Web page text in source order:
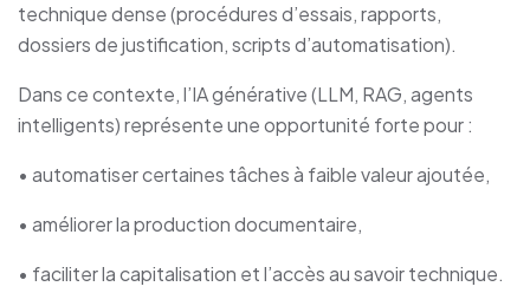
technique dense (procédures d’essais, rapports,
dossiers de justification, scripts d’automatisation).
Dans ce contexte, l’IA générative (LLM, RAG, agents
intelligents) représente une opportunité forte pour :
• automatiser certaines tâches à faible valeur ajoutée,
• améliorer la production documentaire,
• faciliter la capitalisation et l’accès au savoir technique.